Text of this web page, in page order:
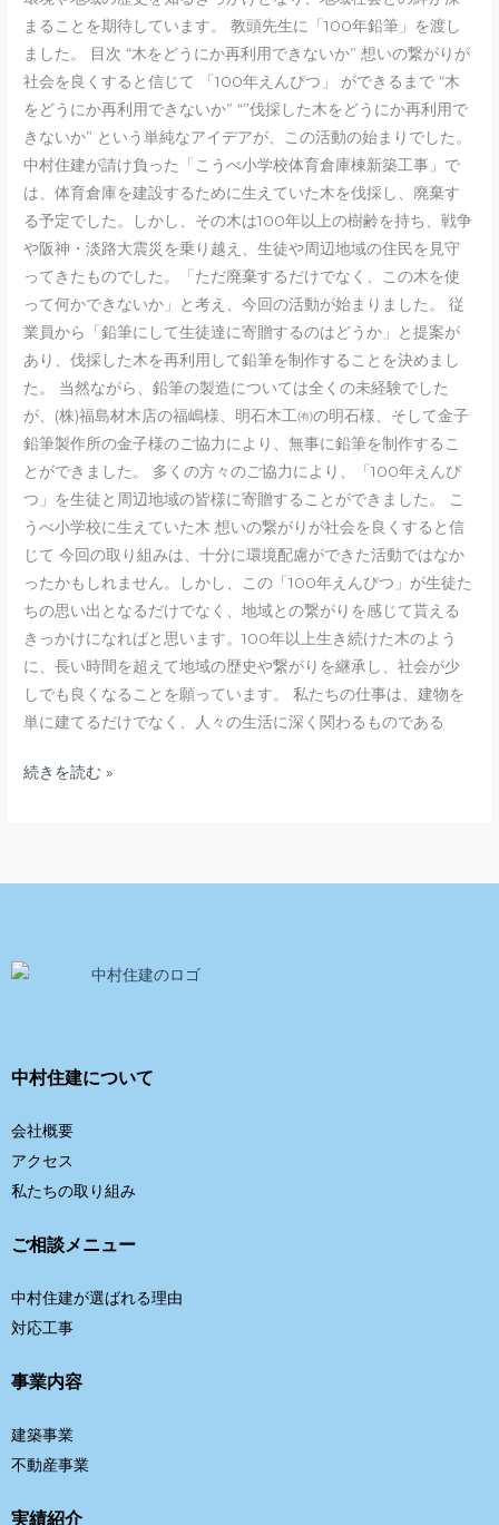
まることを期待しています。 教頭先生に「100年鉛筆」を渡し
ました。 目次 “木をどうにか再利用できないか” 想いの繋がりが
社会を良くすると信じて 「100年えんぴつ」 ができるまで “木
をどうにか再利用できないか” “”伐採した木をどうにか再利用で
きないか” という単純なアイデアが、この活動の始まりでした。
中村住建が請け負った「こうべ小学校体育倉庫棟新築工事」で
は、体育倉庫を建設するために生えていた木を伐採し、廃棄す
る予定でした。しかし、その木は100年以上の樹齢を持ち、戦争
や阪神・淡路大震災を乗り越え、生徒や周辺地域の住民を見守
ってきたものでした。「ただ廃棄するだけでなく、この木を使
って何かできないか」と考え、今回の活動が始まりました。 従
業員から「鉛筆にして生徒達に寄贈するのはどうか」と提案が
あり、伐採した木を再利用して鉛筆を制作することを決めまし
た。 当然ながら、鉛筆の製造については全くの未経験でした
が、(株)福島材木店の福嶋様、明石木工㈲の明石様、そして金子
鉛筆製作所の金子様のご協力により、無事に鉛筆を制作するこ
とができました。 多くの方々のご協力により、「100年えんぴ
つ」を生徒と周辺地域の皆様に寄贈することができました。 こ
うべ小学校に生えていた木 想いの繋がりが社会を良くすると信
じて 今回の取り組みは、十分に環境配慮ができた活動ではなか
ったかもしれません。しかし、この「100年えんぴつ」が生徒た
ちの思い出となるだけでなく、地域との繋がりを感じて貰える
きっかけになればと思います。100年以上生き続けた木のよう
に、長い時間を超えて地域の歴史や繋がりを継承し、社会が少
しでも良くなることを願っています。 私たちの仕事は、建物を
単に建てるだけでなく、人々の生活に深く関わるものである
続きを読む »
中村住建について
会社概要
アクセス
私たちの取り組み
ご相談メニュー
中村住建が選ばれる理由
対応工事
事業内容
建築事業
不動産事業
実績紹介